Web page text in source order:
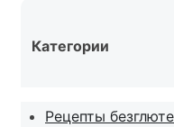
Категории
Рецепты